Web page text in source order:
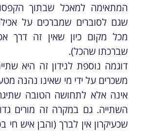
המתאימה למאכל שבתוך
שגם לסוברים שמברכים על
מכל מקום כיון שאין זה דרך
שברכתו שהכל).
דוגמה נוספת לנידון זה היא
משכרים על ידי מי שאינו נהנה
אינה אלא לתחושה הטובה
השתייה. גם במקרה זה מורים
שכעיקרון אין לברך (והבן איש